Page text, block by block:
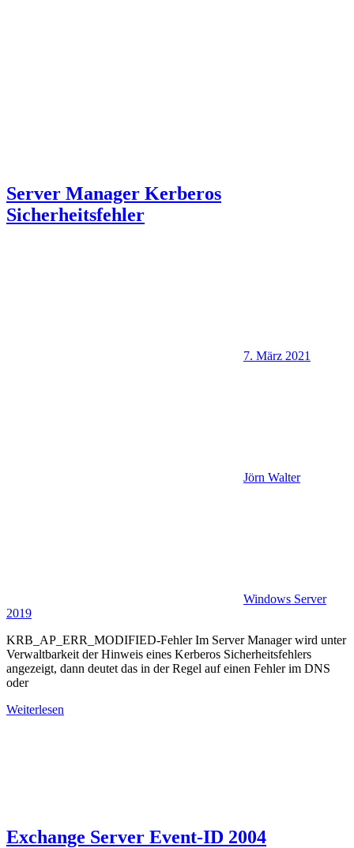
Server Manager Kerberos
Sicherheitsfehler
7. März 2021
Jörn Walter
Windows Server
2019
KRB_AP_ERR_MODIFIED-Fehler Im Server Manager wird unter
Verwaltbarkeit der Hinweis eines Kerberos Sicherheitsfehlers
angezeigt, dann deutet das in der Regel auf einen Fehler im DNS
oder
Weiterlesen
Exchange Server Event-ID 2004